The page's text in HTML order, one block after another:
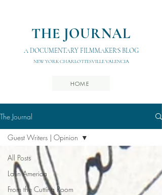
THE JOURNAL
A DOCUMENTARY FILMMAKER'S BLOG
NEW YORK CHARLOTTESVILLE VALENCIA
HOME
The Journal
All Posts
Latin America
From the Cutting Room
Guest Writers | Opinion